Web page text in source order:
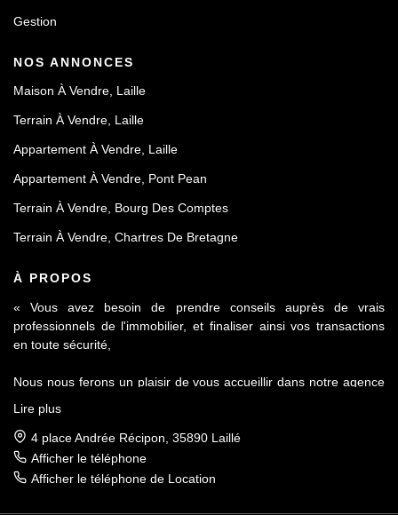
Gestion
NOS ANNONCES
Maison À Vendre, Laille
Terrain À Vendre, Laille
Appartement À Vendre, Laille
Appartement À Vendre, Pont Pean
Terrain À Vendre, Bourg Des Comptes
Terrain À Vendre, Chartres De Bretagne
À PROPOS
« Vous avez besoin de prendre conseils auprès de vrais
professionnels de l'immobilier, et finaliser ainsi vos transactions
en toute sécurité,
Nous nous ferons un plaisir de vous accueillir dans notre agence
sur l'axe Rennes-Nantes.
Réputés pour notre sérieux et notre déontologie, membre de la
FNAIM et du Fichier commun Exclusivité AMEPI nous saurons
Lire plus
4 place Andrée Récipon, 35890 Laillé
Afficher le téléphone
Afficher le téléphone de Location